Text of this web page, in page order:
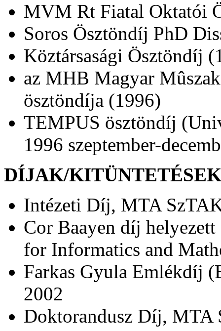
MVM Rt Fiatal Oktatói
Soros Ösztöndíj PhD
Köztársasági Ösztöndíj
az MHB Magyar
ösztöndíja (1996)
TEMPUS ösztöndíj
1996 szeptember-
DÍJAK/
Intézeti Díj, MTA
Cor Baayen díj
for Informatics and
Farkas Gyula Emlékdíj
2002
Doktorandusz Díj, MTA